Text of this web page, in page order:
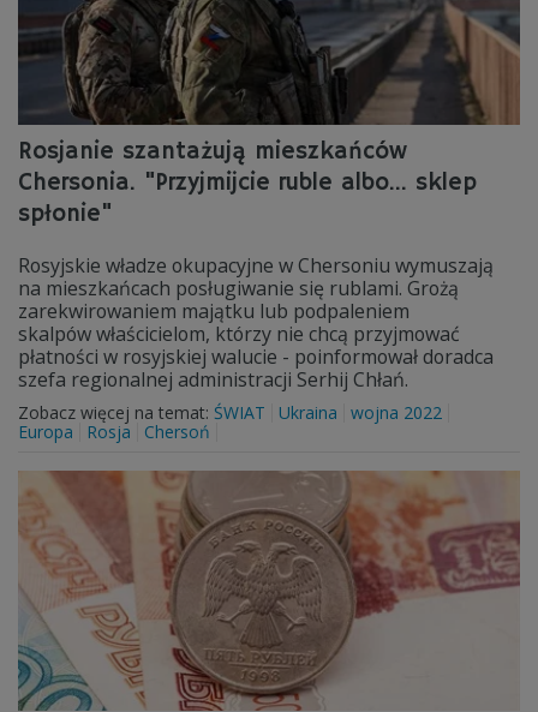
Rosjanie szantażują mieszkańców
Chersonia. "Przyjmijcie ruble albo... sklep
spłonie"
Rosyjskie władze okupacyjne w Chersoniu wymuszają
na mieszkańcach posługiwanie się rublami. Grożą
zarekwirowaniem majątku lub podpaleniem
skalpów właścicielom, którzy nie chcą przyjmować
płatności w rosyjskiej walucie - poinformował doradca
szefa regionalnej administracji Serhij Chłań.
Zobacz więcej na temat: ŚWIAT Ukraina
wojna 2022
Europa
Rosja Chersoń